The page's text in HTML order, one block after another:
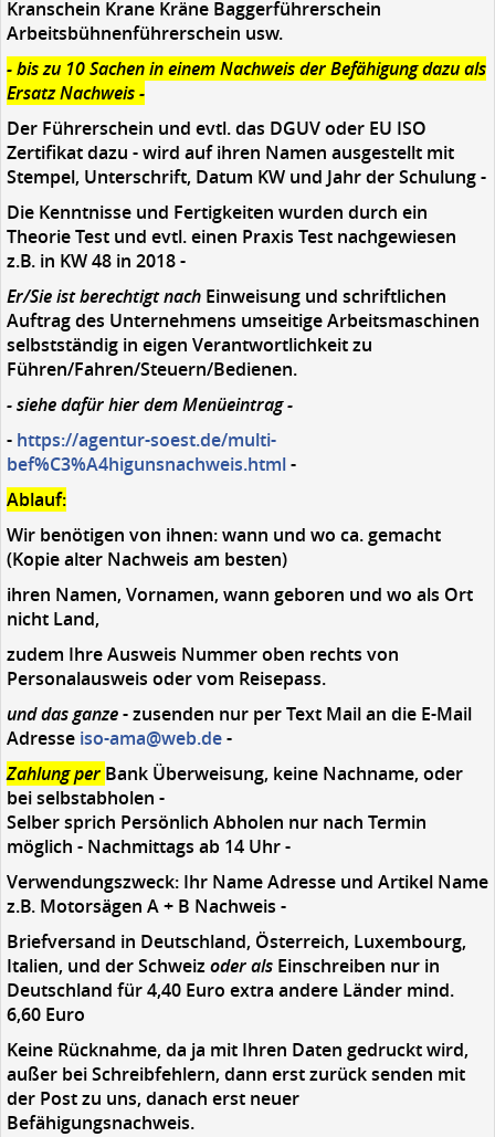
Kranschein Krane Kräne Baggerführerschein
Arbeitsbühnenführerschein usw.
- bis zu 10 Sachen in einem Nachweis der Befähigung dazu als
Ersatz Nachweis -
Der Führerschein und evtl. das DGUV oder EU ISO
Zertifikat dazu - wird auf ihren Namen ausgestellt mit
Stempel, Unterschrift, Datum KW und Jahr der Schulung -
Die Kenntnisse und Fertigkeiten wurden durch ein
Theorie Test und evtl. einen Praxis Test nachgewiesen
z.B. in KW 48 in 2018 -
Er/Sie ist berechtigt nach Einweisung und schriftlichen
Auftrag des Unternehmens umseitige Arbeitsmaschinen
selbstständig in eigen Verantwortlichkeit zu
Führen/Fahren/Steuern/Bedienen.
- siehe dafür hier dem Menüeintrag -
- https://agentur-soest.de/multi-
bef%C3%A4higunsnachweis.html-
Ablauf:
Wir benötigen von ihnen: wann und wo ca. gemacht
(Kopie alter Nachweis am besten)
ihren Namen, Vornamen, wann geboren und wo als Ort
nicht Land,
zudem Ihre Ausweis Nummer oben rechts von
Personalausweis oder vom Reisepass.
und das ganze- zusenden nur per Text Mail an die E-Mail
Adresse iso-ama@web.de-
Zahlung per Bank Überweisung, keine Nachname, oder
bei selbstabholen -
Selber sprich Persönlich Abholen nur nach Termin
möglich - Nachmittags ab 14 Uhr -
Verwendungszweck: Ihr Name Adresse und Artikel Name
z.B. Motorsägen A + B Nachweis -
Briefversand in Deutschland, Österreich, Luxembourg,
Italien, und der Schweiz oder als Einschreiben nur in
Deutschland für 4,40 Euro extra andere Länder mind.
6,60 Euro
Keine Rücknahme, da ja mit Ihren Daten gedruckt wird,
außer bei Schreibfehlern, dann erst zurück senden mit
der Post zu uns, danach erst neuer
Befähigungsnachweis.